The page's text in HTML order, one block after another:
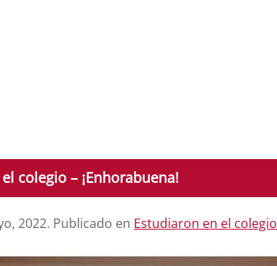
colegio – ¡Enhorabuena!
2022. Publicado en Estudiaron en el colegio